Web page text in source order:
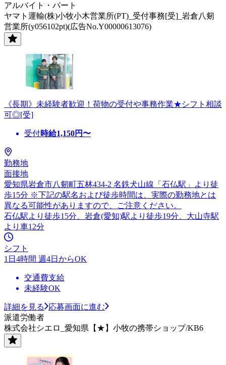
アルバイト・パート
ヤマト運輸(株)小牧小木営業所(PT)_受付事務[受]_岩倉八剱
営業所(y056102pt)(広告No.Y00000613076)
《長期》未経験者歓迎！荷物の受付や事務作業★シフト相談
可◎[受]
受付時給1,150円〜
勤務地
面接地
愛知県岩倉市八剱町五林434-2 名鉄犬山線「石仏駅」より徒
歩15分 ※下記の駅名および徒歩時間は、実際の勤務地とは
異なる可能性がありますので、ご注意ください。
石仏駅より徒歩15分、岩倉(愛知)駅より徒歩19分、大山寺駅
より車12分
シフト
1日4時間 週4日からOK
交通費支給
未経験OK
詳細を見る
応募画面に進む
派遣労働者
株式会社シエロ_愛知県【★】小牧の携帯ショップ/KB6